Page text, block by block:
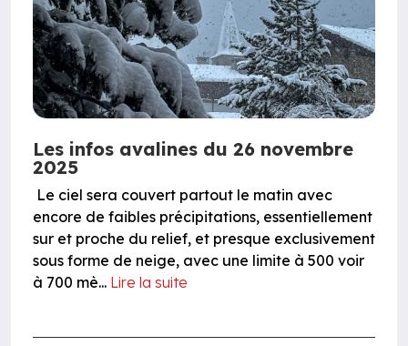
Les infos avalines du 26 novembre
2025
Le ciel sera couvert partout le matin avec
encore de faibles précipitations, essentiellement
sur et proche du relief, et presque exclusivement
sous forme de neige, avec une limite à 500 voir
à 700 mè... Lire la suite